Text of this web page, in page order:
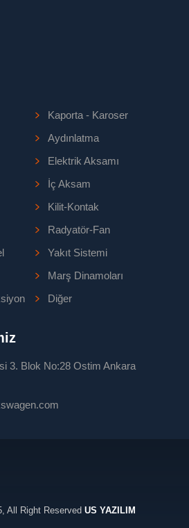
Kaporta - Karoser
Aydınlatma
Elektrik Aksamı
İç Aksam
Kilit-Kontak
Radyatör-Fan
Yakıt Sistemi
Marş Dinamoları
Diğer
3. Blok No:28 Ostim Ankara
All Right Reserved US YAZILIM